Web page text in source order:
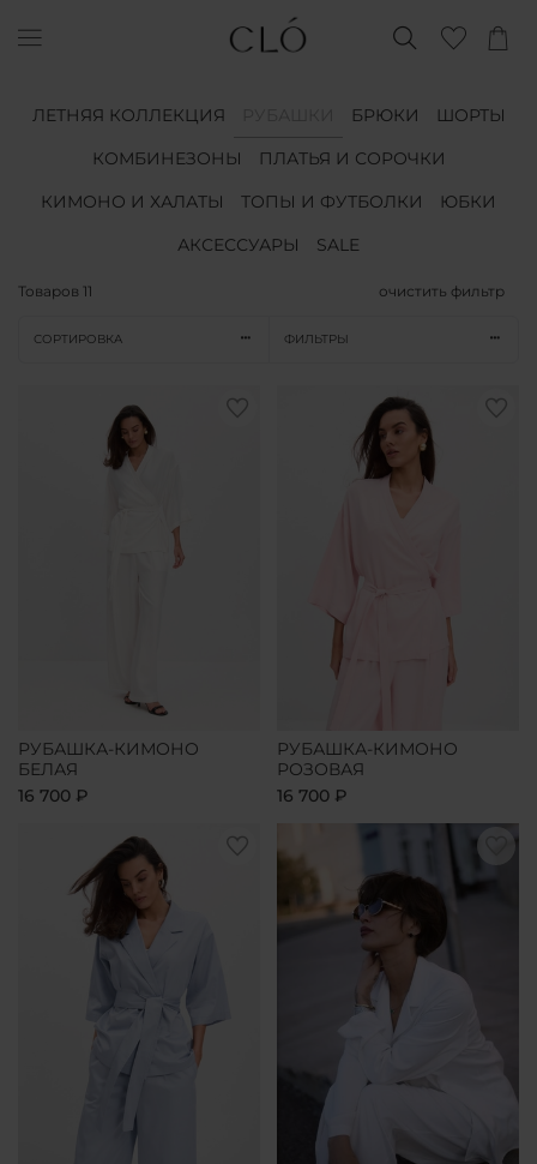
ЛЕТНЯЯ КОЛЛЕКЦИЯ БРЮКИ
ШОРТЫ
КОМБИНЕЗОНЫ
ПЛАТЬЯ И СОРОЧКИ
КИМОНО И ХАЛАТЫ
ТОПЫ И ФУТБОЛКИ
ЮБКИ
АКСЕССУАРЫ
SALE
Товаров 11 очистить фильтр
СОРТИРОВКА ФИЛЬТРЫ
РУБАШКА-КИМОНО
БЕЛАЯ
16 700 ₽
РУБАШКА-КИМОНО
РОЗОВАЯ
16 700 ₽